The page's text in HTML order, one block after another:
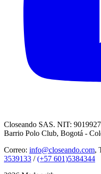
Closeando SAS. NIT:
Barrio Polo Club, Bogotá -
Correo: info@closeando.com,
3539133 /(+57 601)5384344